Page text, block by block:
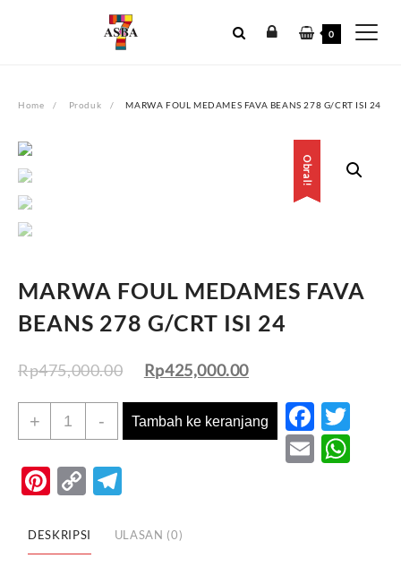
0
Obral!
Home Produk MARWA FOUL MEDAMES FAVA BEANS 278 G/CRT ISI 24
MARWA FOUL MEDAMES FAVA
BEANS 278 G/CRT ISI 24
Rp475,000.00 Rp425,000.00
+
Kuantitas
MARWA
MEDAMES
- Tambah ke keranjang
Email
Pinterest
Copy
Obral!
DESKRIPSI ULASAN (0)